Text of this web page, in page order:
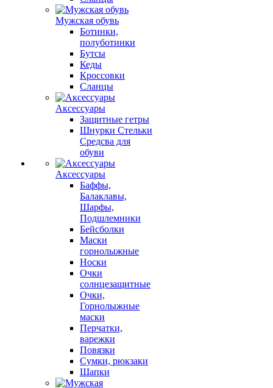
Мужская обувь
Ботинки,
полуботинки
Бутсы
Кеды
Кроссовки
Сланцы
Аксессуары
Защитные гетры
Шнурки Стельки
Средсва для
обуви
Аксессуары
Баффы,
Балаклавы,
Шарфы,
Подшлемники
Бейсболки
Маски
горнолыжные
Носки
Очки
солнцезащитные
Очки,
Горнолыжные
маски
Перчатки,
варежки
Повязки
Сумки, рюкзаки
Шапки